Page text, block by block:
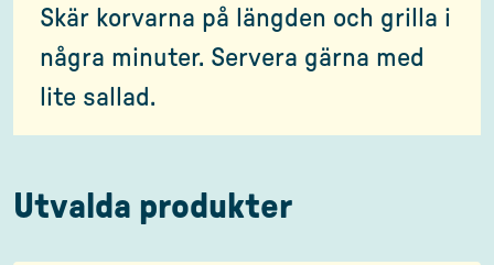
Skär korvarna på längden och grilla i
några minuter. Servera gärna med
lite sallad.
Utvalda produkter